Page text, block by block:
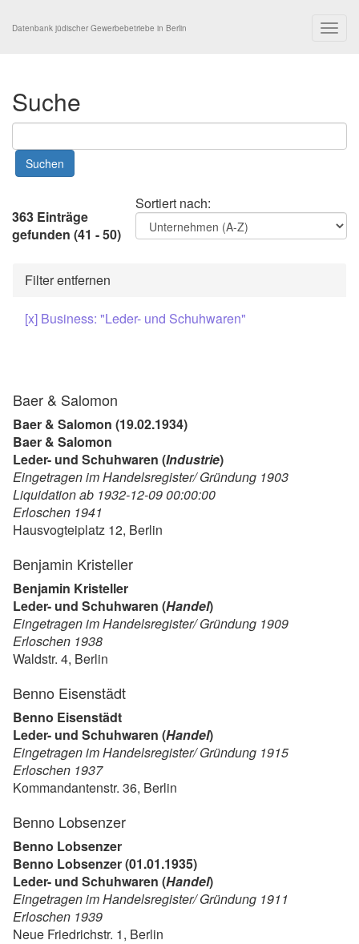
Datenbank jüdischer Gewerbebetriebe in Berlin
Suche
Sortiert nach:
363 Einträge
gefunden (41 - 50)
Filter entfernen
[x] Business: "Leder- und Schuhwaren"
Baer & Salomon
Baer & Salomon (19.02.1934)
Baer & Salomon
Leder- und Schuhwaren (Industrie)
Eingetragen im Handelsregister/ Gründung 1903
Liquidation ab 1932-12-09 00:00:00
Erloschen 1941
Hausvogteiplatz 12, Berlin
Benjamin Kristeller
Benjamin Kristeller
Leder- und Schuhwaren (Handel)
Eingetragen im Handelsregister/ Gründung 1909
Erloschen 1938
Waldstr. 4, Berlin
Benno Eisenstädt
Benno Eisenstädt
Leder- und Schuhwaren (Handel)
Eingetragen im Handelsregister/ Gründung 1915
Erloschen 1937
Kommandantenstr. 36, Berlin
Benno Lobsenzer
Benno Lobsenzer
Benno Lobsenzer (01.01.1935)
Leder- und Schuhwaren (Handel)
Eingetragen im Handelsregister/ Gründung 1911
Erloschen 1939
Neue Friedrichstr. 1, Berlin